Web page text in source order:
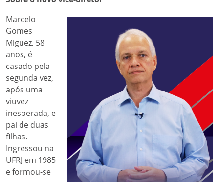
Marcelo
Gomes
Miguez, 58
anos, é
casado pela
segunda vez,
após uma
viuvez
inesperada, e
pai de duas
filhas.
Ingressou na
UFRJ em 1985
e formou-se